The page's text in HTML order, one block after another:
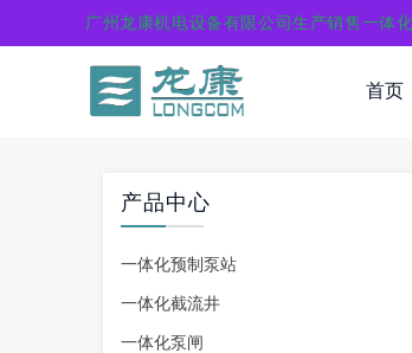
广州龙康机电设备有限公司生产销售一体
首页
产品中心
一体化预制泵站
一体化截流井
一体化泵闸